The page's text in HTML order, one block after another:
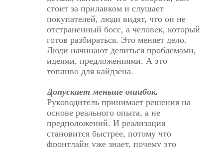
стоит за прилавком и слушает
покупателей, люди видят, что он не
отстраненный босс, а человек, который
готов разбираться. Это меняет дело.
Люди начинают делиться проблемами,
идеями, предложениями. А это
топливо для кайдзена.
Допускает меньше ошибок.
Руководитель принимает решения на
основе реального опыта, а не
предположений. И реализация
становится быстрее, потому что
фронтлайн уже знает, почему это